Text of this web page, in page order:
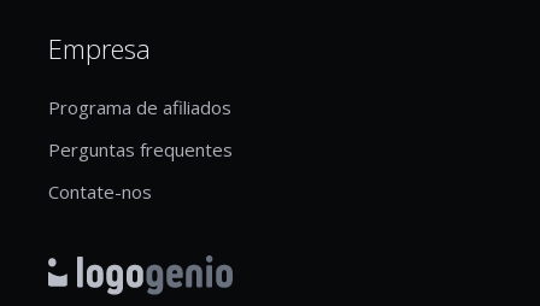
Empresa
Programa de afiliados
Perguntas frequentes
Contate-nos